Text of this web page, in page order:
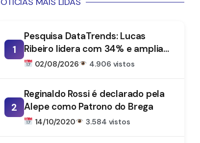
1
Pesquisa DataTrends: Lucas
Ribeiro lidera com 34% e amplia
vantagem na disputa pelo
02/08/2026 4.906 vistos
2
Reginaldo Rossi é declarado pela
Alepe como Patrono do Brega
14/10/2020 3.584 vistos